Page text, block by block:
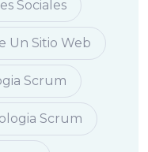
Sociales
Un Sitio Web
Scrum
Scrum